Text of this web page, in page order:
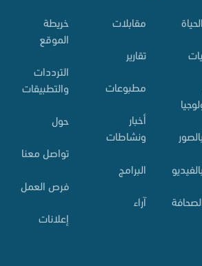
مقابلات
تقارير
مطبوعات
أخبار
ونشاطات
البرامج
آراء
خريطة
الموقع
الترددات
والتطبيقات
حول
تواصل معنا
فرص العمل
إعلانات